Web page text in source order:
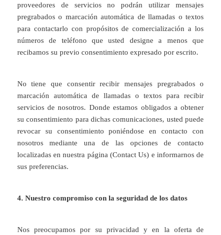
proveedores de servicios no podrán utilizar mensajes
pregrabados o marcación automática de llamadas o textos
para contactarlo con propósitos de comercialización a los
números de teléfono que usted designe a menos que
recibamos su previo consentimiento expresado por escrito.
No tiene que consentir recibir mensajes pregrabados o
marcación automática de llamadas o textos para recibir
servicios de nosotros. Donde estamos obligados a obtener
su consentimiento para dichas comunicaciones, usted puede
revocar su consentimiento poniéndose en contacto con
nosotros mediante una de las opciones de contacto
localizadas en nuestra página (Contact Us) e informarnos de
sus preferencias.
4. Nuestro compromiso con la seguridad de los datos
Nos preocupamos por su privacidad y en la oferta de